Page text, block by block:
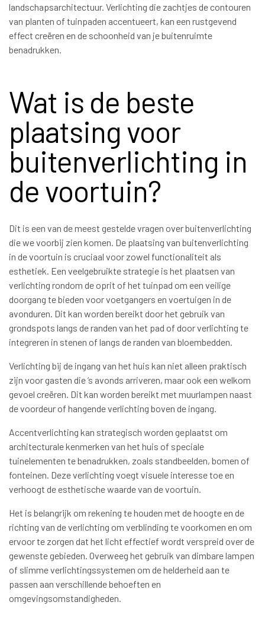
landschapsarchitectuur. Verlichting die zachtjes de contouren
van planten of tuinpaden accentueert, kan een rustgevend
effect creëren en de schoonheid van je buitenruimte
benadrukken.
Wat is de beste
plaatsing voor
buitenverlichting in
de voortuin?
Dit is een van de meest gestelde vragen over buitenverlichting
die we voorbij zien komen. De plaatsing van buitenverlichting
in de voortuin is cruciaal voor zowel functionaliteit als
esthetiek. Een veelgebruikte strategie is het plaatsen van
verlichting rondom de oprit of het tuinpad om een veilige
doorgang te bieden voor voetgangers en voertuigen in de
avonduren. Dit kan worden bereikt door het gebruik van
grondspots langs de randen van het pad of door verlichting te
integreren in stenen of langs de randen van bloembedden.
Verlichting bij de ingang van het huis kan niet alleen praktisch
zijn voor gasten die ’s avonds arriveren, maar ook een welkom
gevoel creëren. Dit kan worden bereikt met muurlampen naast
de voordeur of hangende verlichting boven de ingang.
Accentverlichting kan strategisch worden geplaatst om
architecturale kenmerken van het huis of speciale
tuinelementen te benadrukken, zoals standbeelden, bomen of
fonteinen. Deze verlichting voegt visuele interesse toe en
verhoogt de esthetische waarde van de voortuin.
Het is belangrijk om rekening te houden met de hoogte en de
richting van de verlichting om verblinding te voorkomen en om
ervoor te zorgen dat het licht effectief wordt verspreid over de
gewenste gebieden. Overweeg het gebruik van dimbare lampen
of slimme verlichtingssystemen om de helderheid aan te
passen aan verschillende behoeften en
omgevingsomstandigheden.